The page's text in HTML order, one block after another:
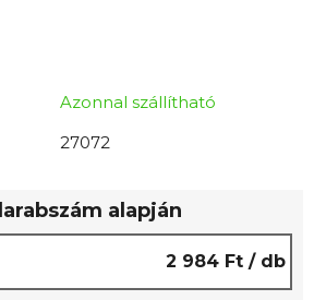
Azonnal szállítható
27072
alapján
2 984 Ft / db